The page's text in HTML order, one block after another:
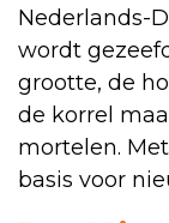
Nederlands-
wordt
grootte, de
de korrel
mortelen.
basis voor